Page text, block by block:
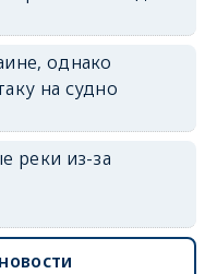
однако
на судно
реки из-за